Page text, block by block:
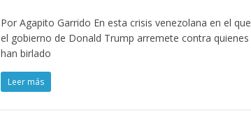
Por Agapito Garrido En esta crisis venezolana en el que
el gobierno de Donald Trump arremete contra quienes
han birlado
Leer más